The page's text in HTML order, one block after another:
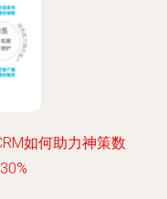
如何助力神策数